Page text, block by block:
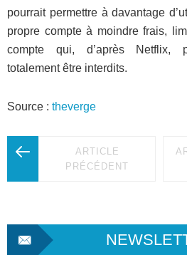
pourrait permettre à davantage
propre compte à moindre frais,
compte qui, d’après Netflix,
totalement être interdits.
Source : theverge
ARTICLE
PRÉCÉDENT